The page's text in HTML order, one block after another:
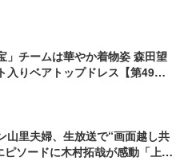
」チームは華やか着物姿 森田望
入りベアトップドレス【第49回
山里夫婦、生放送で“画面越し共
ピソードに木村拓哉が感動「上回